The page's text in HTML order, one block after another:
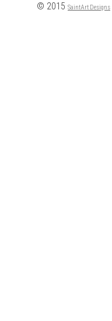
© 2015 SaintArt Designs